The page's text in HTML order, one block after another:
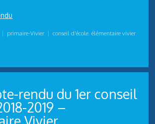
| primaire-Vivier | conseil d'école,élémentaire vivier
rendu du 1er conseil
2019 –